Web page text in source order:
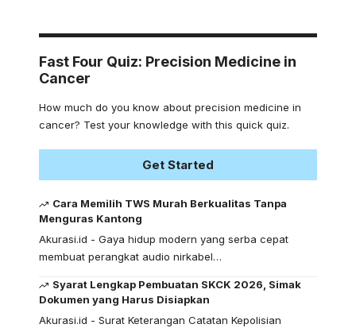
Fast Four Quiz: Precision Medicine in
Cancer
How much do you know about precision medicine in
cancer? Test your knowledge with this quick quiz.
Get Started
Cara Memilih TWS Murah Berkualitas Tanpa
Menguras Kantong
Akurasi.id - Gaya hidup modern yang serba cepat
membuat perangkat audio nirkabel…
Syarat Lengkap Pembuatan SKCK 2026, Simak
Dokumen yang Harus Disiapkan
Akurasi.id - Surat Keterangan Catatan Kepolisian